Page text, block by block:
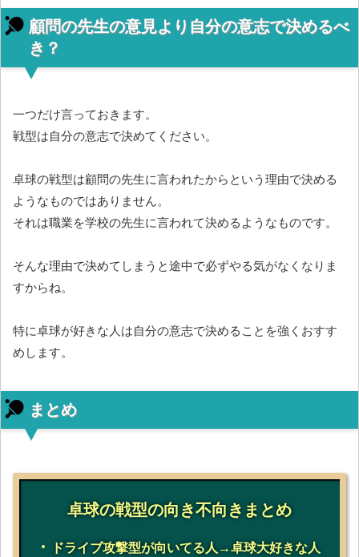
顧問の先生の意見より自分の意志で決めるべ
き？
一つだけ言っておきます。
戦型は自分の意志で決めてください。
卓球の戦型は顧問の先生に言われたからという理由で決める
ようなものではありません。
それは職業を学校の先生に言われて決めるようなものです。
そんな理由で決めてしまうと途中で必ずやる気がなくなりま
すからね。
特に卓球が好きな人は自分の意志で決めることを強くおすす
めします。
まとめ
卓球の戦型の向き不向きまとめ
ドライブ攻撃型が向いてる人→卓球大好きな人